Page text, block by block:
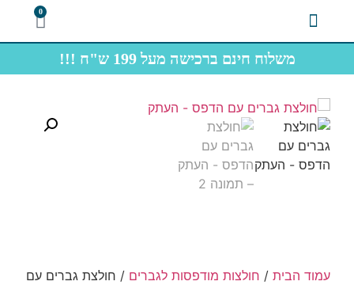
0
משלוח חינם ברכישה מעל 199 ש"ח !!!
עמוד הבית / חולצות מודפסות לגברים / חולצת גברים עם